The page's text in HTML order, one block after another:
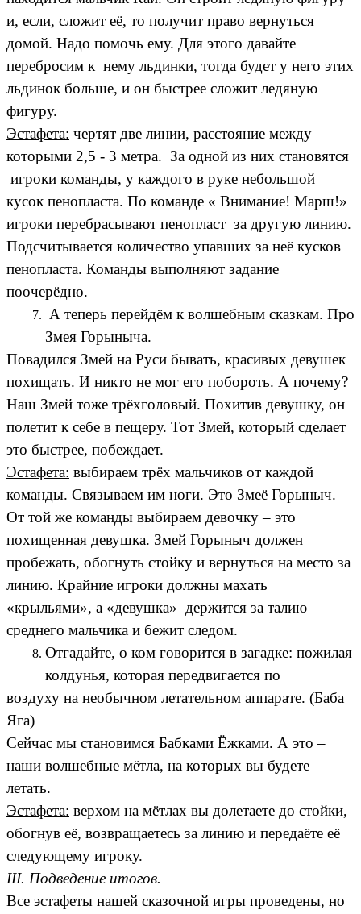
и, если, сложит её, то получит право вернуться
домой. Надо помочь ему. Для этого давайте
перебросим к нему льдинки, тогда будет у него этих
льдинок больше, и он быстрее сложит ледяную
фигуру.
Эстафета: чертят две линии, расстояние между
которыми 2,5 - 3 метра. За одной из них становятся
игроки команды, у каждого в руке небольшой
кусок пенопласта. По команде « Внимание! Марш!»
игроки перебрасывают пенопласт за другую линию.
Подсчитывается количество упавших за неё кусков
пенопласта. Команды выполняют задание
поочерёдно.
А теперь перейдём к волшебным сказкам. Про
Змея Горыныча.
Повадился Змей на Руси бывать, красивых девушек
похищать. И никто не мог его побороть. А почему?
Наш Змей тоже трёхголовый. Похитив девушку, он
полетит к себе в пещеру. Тот Змей, который сделает
это быстрее, побеждает.
Эстафета: выбираем трёх мальчиков от каждой
команды. Связываем им ноги. Это Змеё Горыныч.
От той же команды выбираем девочку – это
похищенная девушка. Змей Горыныч должен
пробежать, обогнуть стойку и вернуться на место за
линию. Крайние игроки должны махать
«крыльями», а «девушка» держится за талию
среднего мальчика и бежит следом.
Отгадайте, о ком говорится в загадке: пожилая
колдунья, которая передвигается по
воздуху на необычном летательном аппарате. (Баба
Яга)
Сейчас мы становимся Бабками Ёжками. А это –
наши волшебные мётла, на которых вы будете
летать.
Эстафета: верхом на мётлах вы долетаете до стойки,
обогнув её, возвращаетесь за линию и передаёте её
следующему игроку.
III. Подведение итогов.
Все эстафеты нашей сказочной игры проведены, но